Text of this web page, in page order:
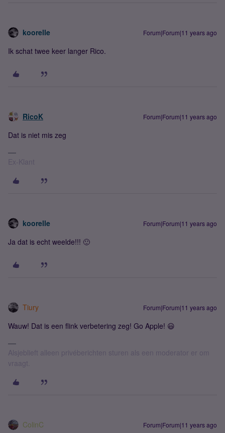
koorelle Forum|Forum|11 years ago
Ik schat twee keer langer Rico.
RicoK Forum|Forum|11 years ago
Dat is niet mis zeg
Ex-Klant
koorelle Forum|Forum|11 years ago
Ja dat is echt weelde!!! 🙂
Tiury Forum|Forum|11 years ago
Wauw! Dat is een flink verbetering zeg! Go Apple! 😃
Alsjeblieft alleen privéberichten sturen als een moderator er om
vraagt.
ColinC Forum|Forum|11 years ago